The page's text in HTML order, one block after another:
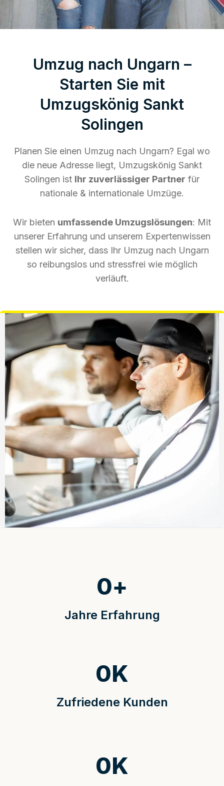
Umzug nach Ungarn –
Starten Sie mit
Umzugskönig Sankt
Solingen
Planen Sie einen Umzug nach Ungarn? Egal wo
die neue Adresse liegt, Umzugskönig Sankt
Solingen ist Ihr zuverlässiger Partner für
nationale & internationale Umzüge.
Wir bieten umfassende Umzugslösungen: Mit
unserer Erfahrung und unserem Expertenwissen
stellen wir sicher, dass Ihr Umzug nach Ungarn
so reibungslos und stressfrei wie möglich
verläuft.
Jahre Erfahrung
0+
Zufriedene Kunden
0K
0K